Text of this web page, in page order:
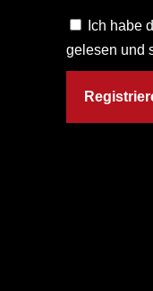
Ich habe
gelesen und